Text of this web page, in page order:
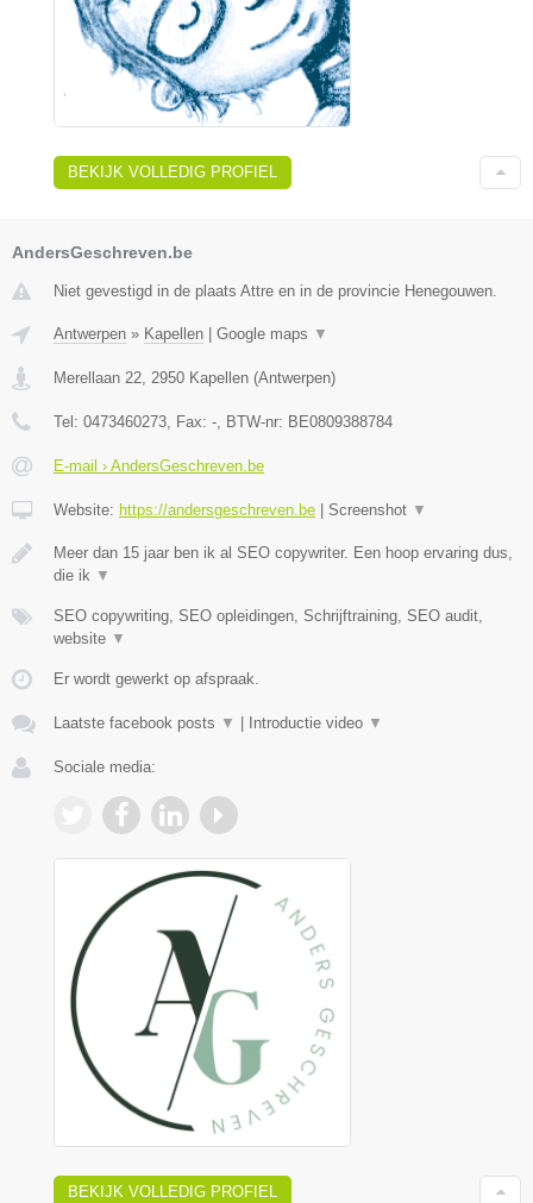
BEKIJK VOLLEDIG PROFIEL
AndersGeschreven.be
Niet gevestigd in de plaats Attre en in de provincie Henegouwen.
Antwerpen » Kapellen Google maps ▼
Merellaan 22, 2950 Kapellen (Antwerpen)
Tel: 0473460273, Fax: -, BTW-nr: BE0809388784
E-mail › AndersGeschreven.be
Website: https://andersgeschreven.be Screenshot ▼
Meer dan 15 jaar ben ik al SEO copywriter. Een hoop ervaring dus,
die ik ▼
SEO copywriting, SEO opleidingen, Schrijftraining, SEO audit,
website ▼
Er wordt gewerkt op afspraak.
Laatste facebook posts ▼ Introductie video ▼
Sociale media:
BEKIJK VOLLEDIG PROFIEL